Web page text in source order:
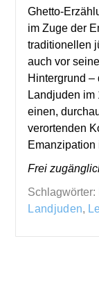
Ghetto-
im Zuge der
traditionellen
auch vor
Hintergrund –
Landjuden im
einen,
verortenden
Emanzipation
Frei
Schlagwörter:
Landjuden,